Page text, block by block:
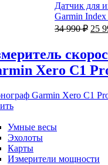
Датчик для
Garmin
34 990₽
34
990
25
Xero C1
Garmin Xero C1
Умные весы
Эхолоты
Карты
Измерители мощности